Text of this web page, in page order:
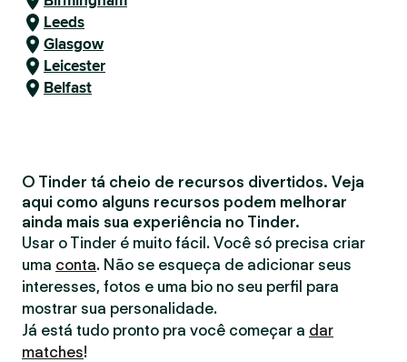
Leeds
Glasgow
Leicester
Belfast
O Tinder tá cheio de recursos divertidos. Veja
aqui como alguns recursos podem melhorar
ainda mais sua experiência no Tinder.
Usar o Tinder é muito fácil. Você só precisa criar
uma conta. Não se esqueça de adicionar seus
interesses, fotos e uma bio no seu perfil para
mostrar sua personalidade.
Já está tudo pronto pra você começar a dar
matches!